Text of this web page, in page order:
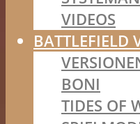
VIDEOS
BATTLEFIELD
BONI
TIDES OF